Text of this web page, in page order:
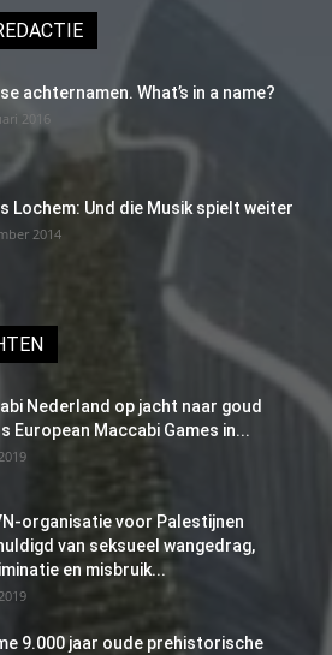
achternamen. What’s in a name?
2016
Lochem: Und die Musik spielt weiter
2014
Nederland op jacht naar goud
European Maccabi Games in...
organisatie voor Palestijnen
van seksueel wangedrag,
en misbruik...
9.000 jaar oude prehistorische